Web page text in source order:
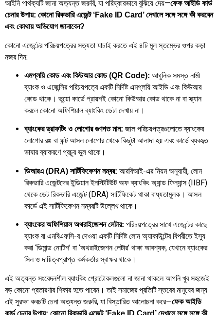
আইনি পার্থক্যটি জানা অত্যন্ত জরুরি, যা পরিষ্কারভাবে বুঝিয়ে দেয়—ফেক আইডি কার্ড
চেনার উপায়: কোনো রিকভারি এজেন্ট ‘Fake ID Card’ দেখালে সঙ্গে সঙ্গে কী করবেন
এবং কোথায় অভিযোগ জানাবেন?
কোনো এজেন্টের পরিচয়পত্রের সত্যতা যাচাই করতে এই ৪টি মূল স্তম্ভের ওপর কড়া
নজর দিন:
এমপ্লয়ি কোড এবং কিউআর কোড (QR Code): আধুনিক সমস্ত নামী
ব্যাংক ও এজেন্সির পরিচয়পত্রে একটি নির্দিষ্ট এমপ্লয়ি আইডি এবং কিউআর
কোড থাকে। ভুয়ো কার্ডে প্রায়শই কোনো কিউআর কোড থাকে না বা স্ক্যান
করলে কোনো অফিশিয়াল ব্যাংকিং ডেটা দেখায় না।
ব্যাংকের ড্রাফটিং ও লোগোর গুণগত মান: জাল পরিচয়পত্রগুলোতে ব্যাংকের
লোগোর রঙ বা ফন্ট আসল লোগোর থেকে কিছুটা আলাদা হয় এবং কার্ডে ব্যবহৃত
ভাষার ব্যাকরণে প্রচুর ভুল থাকে।
ডিআরএ (DRA) সার্টিফিকেশন নম্বর: আরবিআই-এর নিয়ম অনুযায়ী, লোন
রিকভারি এজেন্টদের ইন্ডিয়ান ইনস্টিটিউট অফ ব্যাংকিং অ্যান্ড ফিন্যান্স (IIBF)
থেকে ডেট রিকভারি এজেন্ট (DRA) সার্টিফিকেট থাকা বাধ্যতামূলক। আসল
কার্ডে এই সার্টিফিকেশন নম্বরটি উল্লেখ থাকে।
ব্যাংকের অফিশিয়াল অথরাইজেশন লেটার: পরিচয়পত্রের সাথে এজেন্টের কাছে
ব্যাংক বা এনবিএফসি-র দেওয়া একটি নির্দিষ্ট লোন অ্যাকাউন্টের বিপরীতে ইস্যু
করা ‘ডিমান্ড নোটিশ’ বা ‘অথরাইজেশন লেটার’ থাকা আবশ্যক, যেখানে ব্যাংকের
সিল ও দায়িত্বপ্রাপ্ত কর্মকর্তার স্বাক্ষর থাকে।
এই অত্যন্ত সংবেদনশীল ব্যাংকিং প্রোটোকলগুলো না জানা থাকলে আপনি খুব সহজেই
বড় কোনো প্রতারণার শিকার হতে পারেন। তাই সমাজের প্রতিটি স্তরের মানুষের জন্য
এই সুরক্ষা কবচটি চেনা অত্যন্ত জরুরি, যা বিস্তারিত আলোচনা করে—ফেক আইডি
কার্ড চেনার উপায়: কোনো রিকভারি এজেন্ট ‘Fake ID Card’ দেখালে সঙ্গে সঙ্গে কী